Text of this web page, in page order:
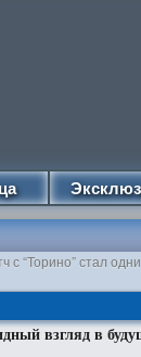
с “Торино” стал
взгляд в